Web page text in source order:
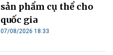
sản phẩm cụ thể cho
quốc gia
07/08/2026 18:33